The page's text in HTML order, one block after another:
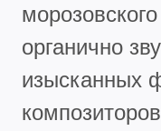
органично
изысканных